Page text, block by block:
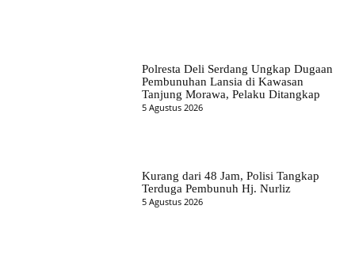
Polresta Deli Serdang Ungkap Dugaan
Pembunuhan Lansia di Kawasan
Tanjung Morawa, Pelaku Ditangkap
5 Agustus 2026
Kurang dari 48 Jam, Polisi Tangkap
Terduga Pembunuh Hj. Nurliz
5 Agustus 2026